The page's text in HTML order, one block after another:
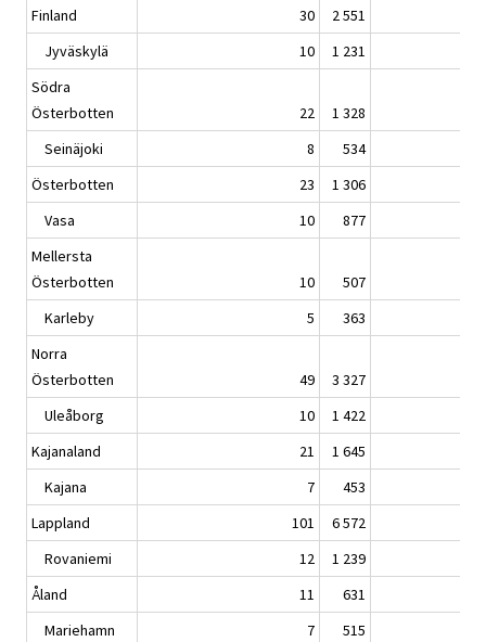
Finland 30
2 551
Jyväskylä
10
1 231
Södra
Österbotten
22
1 328
Seinäjoki
8
534
Österbotten
23
1 306
Vasa
10
877
Mellersta
Österbotten
10
507
Karleby
5
363
Norra
Österbotten
49
3 327
Uleåborg
10
1 422
Kajanaland
21
1 645
Kajana
7
453
Lappland
101
6 572
Rovaniemi
12
1 239
Åland
11
631
Mariehamn
7 515